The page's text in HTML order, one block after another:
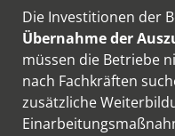
Die Investitionen der
Übernahme der
müssen die Betriebe
nach Fachkräften
zusätzliche